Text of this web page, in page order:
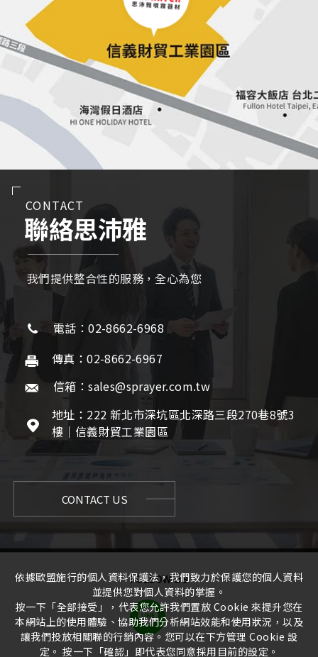
CONTACT
聯絡思沛雅
我們提供整合性的服務，全心為您
電話：02-8662-6968
傳真：02-8662-6967
信箱：sales@sprayer.com.tw
地址：222 新北市深坑區北深路三段270巷8號3
樓｜信義財貿工業園區
CONTACT US
FOLLOW US
依據歐盟施行的個人資料保護法，我們致力於保護您的個人資料
並提供您對個人資料的掌握。
按一下「全部接受」，代表您允許我們置放 Cookie 來提升您在
本網站上的使用體驗、協助我們分析網站效能和使用狀況，以及
讓我們投放相關聯的行銷內容。您可以在下方管理 Cookie 設
定。 按一下「確認」即代表您同意採用目前的設定。